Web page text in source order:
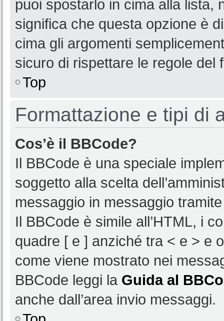
puoi spostarlo in cima alla lista,
significa che questa opzione è
cima gli argomenti
sicuro di rispettare le regole del
Top
Formattazione e tipi di
Cos’è il BBCode?
Il BBCode è una speciale
soggetto alla scelta
messaggio in messaggio
Il BBCode è simile all’HTML, i
quadre [ e ] anziché tra < e > e
come viene mostrato nei
BBCode leggi la Guida al
anche dall’area invio messaggi.